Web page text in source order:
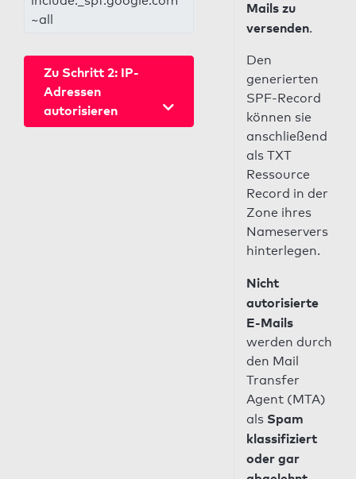
~all
Zu Schritt 2: IP-
Adressen
autorisieren
Mails zu
versenden.
Den
generierten
SPF-Record
können sie
anschließend
als TXT
Ressource
Record in der
Zone ihres
Nameservers
hinterlegen.
Nicht
autorisierte
E-Mails
werden durch
den Mail
Transfer
Agent (MTA)
als Spam
klassifiziert
oder gar